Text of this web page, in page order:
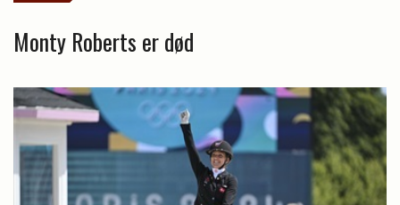
Monty Roberts er død